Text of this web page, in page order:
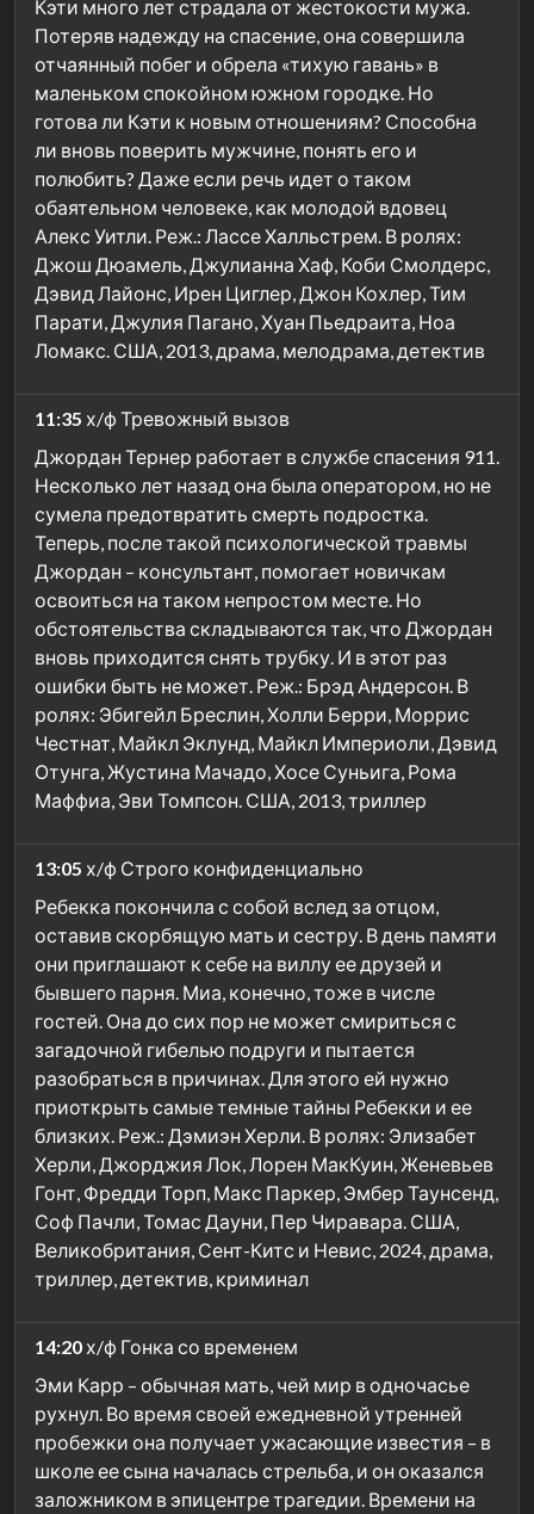
Кэти много лет страдала от жестокости мужа.
Потеряв надежду на спасение, она совершила
отчаянный побег и обрела «тихую гавань» в
маленьком спокойном южном городке. Но
готова ли Кэти к новым отношениям? Способна
ли вновь поверить мужчине, понять его и
полюбить? Даже если речь идет о таком
обаятельном человеке, как молодой вдовец
Алекс Уитли. Реж.: Лассе Халльстрем. В ролях:
Джош Дюамель, Джулианна Хаф, Коби Смолдерс,
Дэвид Лайонс, Ирен Циглер, Джон Кохлер, Тим
Парати, Джулия Пагано, Хуан Пьедраита, Ноа
Ломакс. США, 2013, драма, мелодрама, детектив
11:35 х/ф Тревожный вызов
Джордан Тернер работает в службе спасения 911.
Несколько лет назад она была оператором, но не
сумела предотвратить смерть подростка.
Теперь, после такой психологической травмы
Джордан – консультант, помогает новичкам
освоиться на таком непростом месте. Но
обстоятельства складываются так, что Джордан
вновь приходится снять трубку. И в этот раз
ошибки быть не может. Реж.: Брэд Андерсон. В
ролях: Эбигейл Бреслин, Холли Берри, Моррис
Честнат, Майкл Эклунд, Майкл Империоли, Дэвид
Отунга, Жустина Мачадо, Хосе Суньига, Рома
Маффиа, Эви Томпсон. США, 2013, триллер
13:05 х/ф Строго конфиденциально
Ребекка покончила с собой вслед за отцом,
оставив скорбящую мать и сестру. В день памяти
они приглашают к себе на виллу ее друзей и
бывшего парня. Миа, конечно, тоже в числе
гостей. Она до сих пор не может смириться с
загадочной гибелью подруги и пытается
разобраться в причинах. Для этого ей нужно
приоткрыть самые темные тайны Ребекки и ее
близких. Реж.: Дэмиэн Херли. В ролях: Элизабет
Херли, Джорджия Лок, Лорен МакКуин, Женевьев
Гонт, Фредди Торп, Макс Паркер, Эмбер Таунсенд,
Соф Пачли, Томас Дауни, Пер Чиравара. США,
Великобритания, Сент-Китс и Невис, 2024, драма,
триллер, детектив, криминал
14:20 х/ф Гонка со временем
Эми Карр – обычная мать, чей мир в одночасье
рухнул. Во время своей ежедневной утренней
пробежки она получает ужасающие известия – в
школе ее сына началась стрельба, и он оказался
заложником в эпицентре трагедии. Времени на